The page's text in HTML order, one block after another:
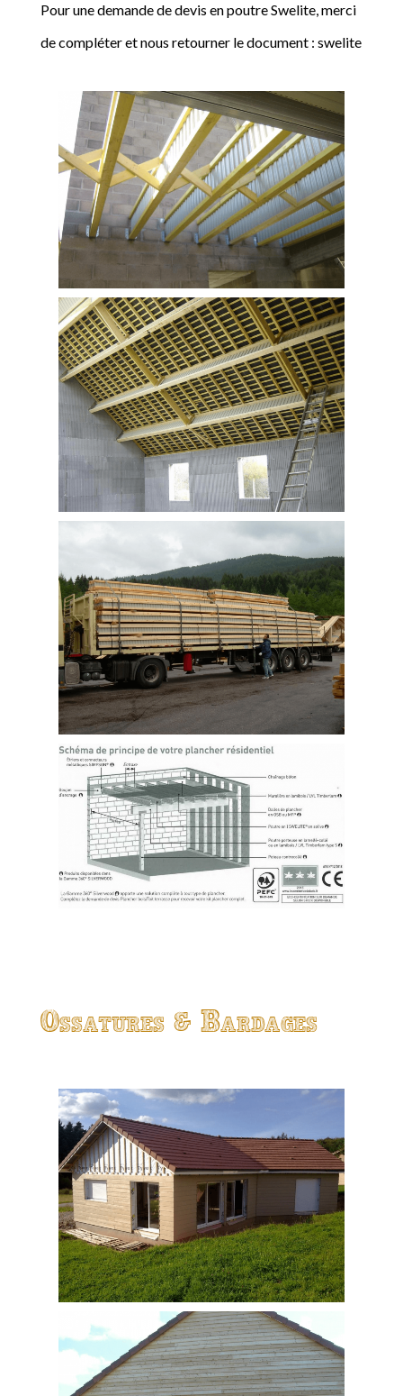
Pour une demande de devis en poutre Swelite, merci
de compléter et nous retourner le document : swelite
Ossatures & Bardages